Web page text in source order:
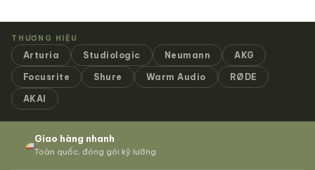
THƯƠNG HIỆU
Arturia Studiologic Neumann AKG
Focusrite Shure Warm Audio RØDE
AKAI
Giao hàng nhanh
Toàn quốc, đóng gói kỹ lưỡng